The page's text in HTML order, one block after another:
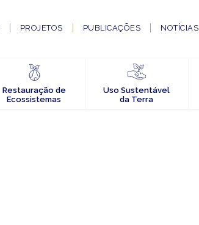
PROJETOS PUBLICAÇÕES NOTÍCIAS
Restauração de
Ecossistemas
Uso Sustentável
da Terra